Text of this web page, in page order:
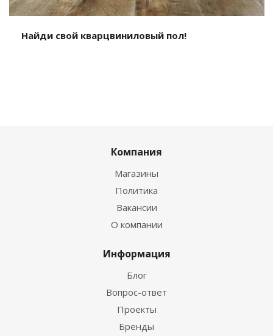
Найди свой кварцвиниловый пол!
Компания
Магазины
Политика
Вакансии
О компании
Информация
Блог
Вопрос-ответ
Проекты
Бренды